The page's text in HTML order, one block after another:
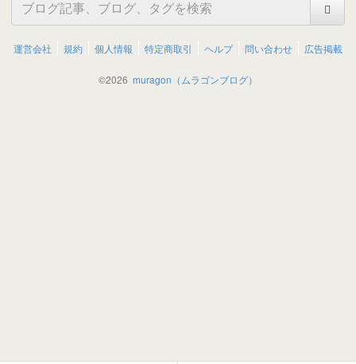
運営会社 規約 個人情報 特定商取引 ヘルプ 問い合わせ 広告掲載
©2026 muragon（ムラゴンブログ）